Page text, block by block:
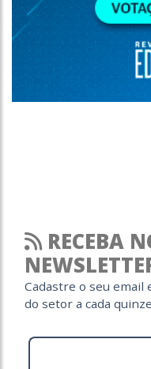
RECEBA
Cadastre o seu email
do setor a cada